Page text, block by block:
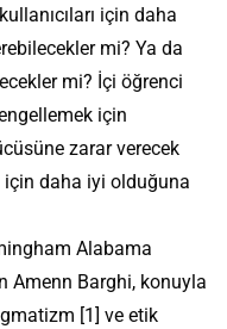
için daha
mi? Ya da
mi? İçi öğrenci
için
zarar verecek
için daha iyi olduğuna
Alabama
Amenn Barghi, konuyla
[1] ve etik